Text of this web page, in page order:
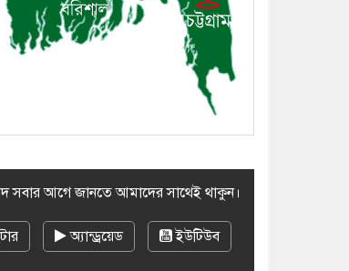
৯। জাতীয় নেতা ড. খন্দকার
মোশাররফ হোসেনের মূল্যায়ন
কোথায় এবং একটি বিশ্লেষণ
প্রাণনাশের হুমকির অভিযোগ
সবার আগে জানতে আমাদের সাথেই থাকুন।
অ্যান্ড্রয়েড ইউটিউব